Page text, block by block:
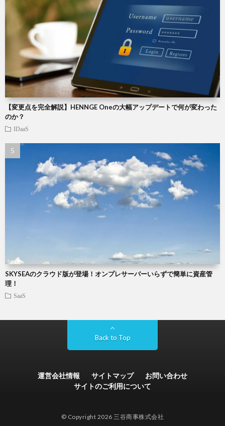
【変更点を完全解説】HENNGE Oneの大幅アップデートで何が変わった
のか？
IDaaS
SKYSEAのクラウド版が登場！オンプレサーバーいらずで簡単に資産管
理！
SaaS
Back to Top
運営会社情報 サイトマップ
お問い合わせ
サイトのご利用について
© Copyright 2026 三谷商事株式会社